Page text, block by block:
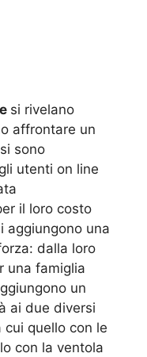
si rivelano
affrontare un
sono
utenti on line
il loro costo
aggiungono una
dalla loro
una famiglia
un
ai due diversi
quello con le
con la ventola